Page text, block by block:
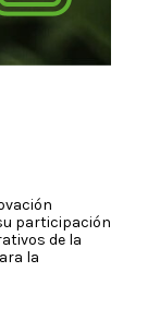
participación
de la
la